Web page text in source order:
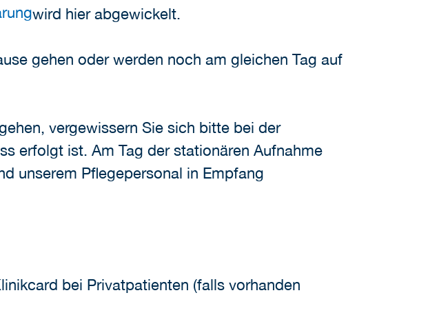
wird hier abgewickelt.
gehen oder werden noch am gleichen Tag auf
vergewissern Sie sich bitte bei der
erfolgt ist. Am Tag der stationären Aufnahme
unserem Pflegepersonal in Empfang
bei Privatpatienten (falls vorhanden